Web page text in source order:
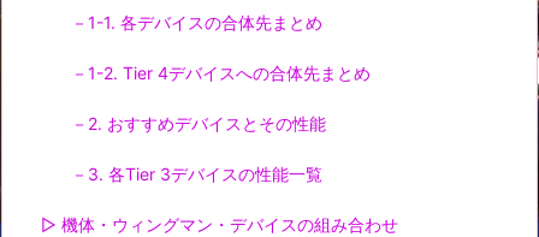
－1-1. 各デバイスの合体先まとめ
－1-2. Tier 4デバイスへの合体先まとめ
－2. おすすめデバイスとその性能
－3. 各Tier 3デバイスの性能一覧
▷ 機体・ウィングマン・デバイスの組み合わせ